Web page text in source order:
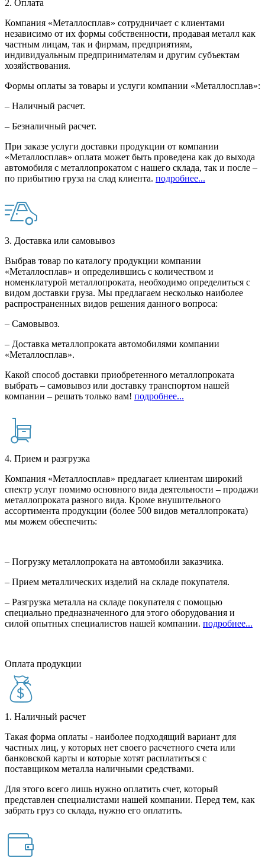
2. Оплата
Компания «Металлосплав» сотрудничает с клиентами
независимо от их формы собственности, продавая металл как
частным лицам, так и фирмам, предприятиям,
индивидуальным предпринимателям и другим субъектам
хозяйствования.
Формы оплаты за товары и услуги компании «Металлосплав»:
– Наличный расчет.
– Безналичный расчет.
При заказе услуги доставки продукции от компании
«Металлосплав» оплата может быть проведена как до выхода
автомобиля с металлопрокатом с нашего склада, так и после –
по прибытию груза на слад клиента. подробнее...
3. Доставка или самовывоз
Выбрав товар по каталогу продукции компании
«Металлосплав» и определившись с количеством и
номенклатурой металлопроката, необходимо определиться с
видом доставки груза. Мы предлагаем несколько наиболее
распространенных видов решения данного вопроса:
– Самовывоз.
– Доставка металлопроката автомобилями компании
«Металлосплав».
Какой способ доставки приобретенного металлопроката
выбрать – самовывоз или доставку транспортом нашей
компании – решать только вам! подробнее...
4. Прием и разгрузка
Компания «Металлосплав» предлагает клиентам широкий
спектр услуг помимо основного вида деятельности – продажи
металлопроката разного вида. Кроме внушительного
ассортимента продукции (более 500 видов металлопроката)
мы можем обеспечить:
– Погрузку металлопроката на автомобили заказчика.
– Прием металлических изделий на складе покупателя.
– Разгрузка металла на складе покупателя с помощью
специально предназначенного для этого оборудования и
силой опытных специалистов нашей компании. подробнее...
Оплата продукции
1. Наличный расчет
Такая форма оплаты - наиболее подходящий вариант для
частных лиц, у которых нет своего расчетного счета или
банковской карты и которые хотят расплатиться с
поставщиком металла наличными средствами.
Для этого всего лишь нужно оплатить счет, который
представлен специалистами нашей компании. Перед тем, как
забрать груз со склада, нужно его оплатить.